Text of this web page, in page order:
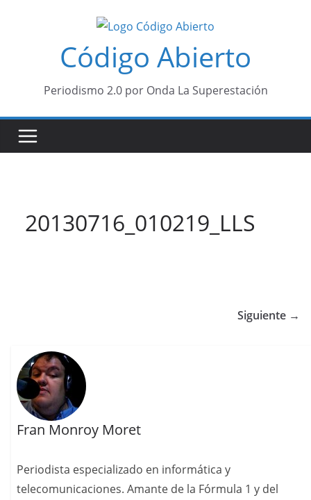
Código Abierto
Periodismo 2.0 por Onda La Superestación
20130716_010219_LLS
Siguiente →
Fran Monroy Moret
Periodista especializado en informática y
telecomunicaciones. Amante de la Fórmula 1 y del